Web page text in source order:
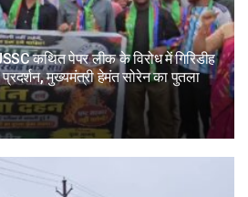
कथित पेपर लीक के विरोध में गिरिडीह
मुख्यमंत्री हेमंत सोरेन का पुतला